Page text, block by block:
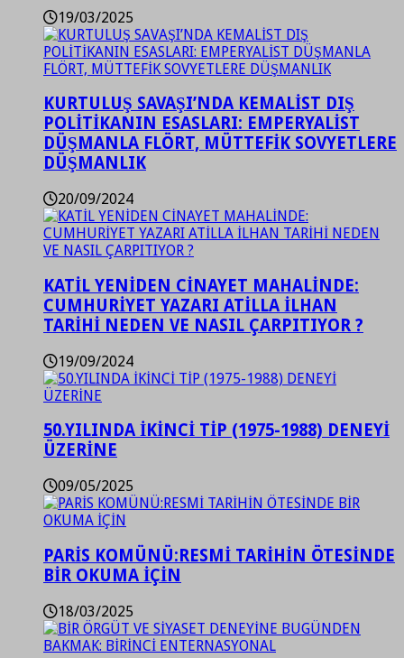
19/03/2025
KURTULUŞ SAVAŞI’NDA KEMALİST DIŞ
POLİTİKANIN ESASLARI: EMPERYALİST
DÜŞMANLA FLÖRT, MÜTTEFİK SOVYETLERE
DÜŞMANLIK
20/09/2024
KATİL YENİDEN CİNAYET MAHALİNDE:
CUMHURİYET YAZARI ATİLLA İLHAN
TARİHİ NEDEN VE NASIL ÇARPITIYOR ?
19/09/2024
50.YILINDA İKİNCİ TİP (1975-1988) DENEYİ
ÜZERİNE
09/05/2025
PARİS KOMÜNÜ:RESMİ TARİHİN ÖTESİNDE
BİR OKUMA İÇİN
18/03/2025